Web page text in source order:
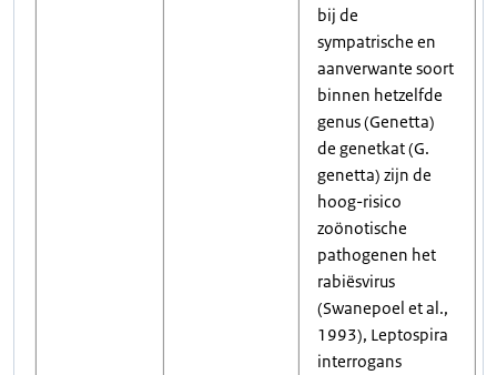
bij de
sympatrische en
aanverwante soort
binnen hetzelfde
genus (Genetta)
de genetkat (G.
genetta) zijn de
hoog-risico
zoönotische
pathogenen het
rabiësvirus
(Swanepoel et al.,
1993), Leptospira
interrogans